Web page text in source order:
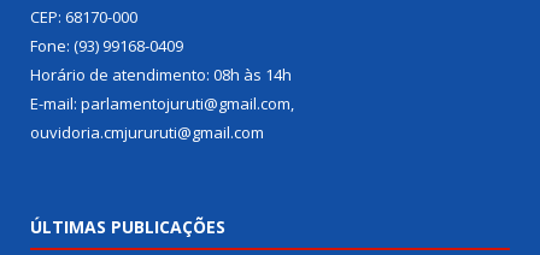
CEP: 68170-000
Fone: (93) 99168-0409
Horário de atendimento: 08h às 14h
E-mail: parlamentojuruti@gmail.com,
ouvidoria.cmjururuti@gmail.com
ÚLTIMAS PUBLICAÇÕES